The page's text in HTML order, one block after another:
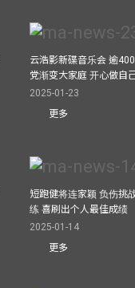
云浩影新碟音乐会 逾
党渐变大家庭 开心做自
2025-01-23
更多
短跑健将连家颖 负伤挑
练 喜刷出个人最佳成绩
2025-01-14
更多